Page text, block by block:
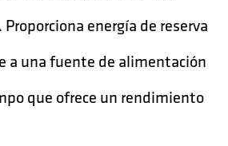
Proporciona energía de reserva
a una fuente de alimentación
que ofrece un rendimiento